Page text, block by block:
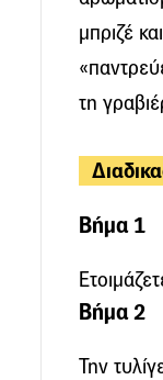
μπριζέ
τη
Βήμα 1
Βήμα 2
Την